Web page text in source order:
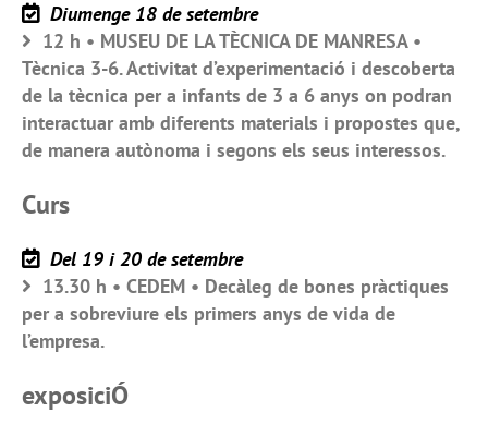
Diumenge 18 de setembre
12 h • MUSEU DE LA TÈCNICA DE MANRESA •
Tècnica 3-6. Activitat d’experimentació i descoberta
de la tècnica per a infants de 3 a 6 anys on podran
interactuar amb diferents materials i propostes que,
de manera autònoma i segons els seus interessos.
Curs
Del 19 i 20 de setembre
13.30 h • CEDEM • Decàleg de bones pràctiques
per a sobreviure els primers anys de vida de
l’empresa.
exposiciÓ